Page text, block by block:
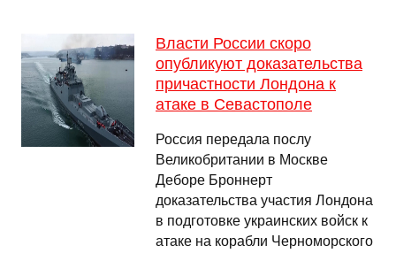
Власти России скоро
опубликуют доказательства
причастности Лондона к
атаке в Севастополе
Россия передала послу
Великобритании в Москве
Деборе Броннерт
доказательства участия Лондона
в подготовке украинских войск к
атаке на корабли Черноморского